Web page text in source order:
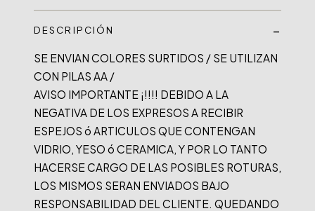
DESCRIPCIÓN
SE ENVIAN COLORES SURTIDOS / SE UTILIZAN
CON PILAS AA /
AVISO IMPORTANTE ¡!!!! DEBIDO A LA
NEGATIVA DE LOS EXPRESOS A RECIBIR
ESPEJOS ó ARTICULOS QUE CONTENGAN
VIDRIO, YESO ó CERAMICA, Y POR LO TANTO
HACERSE CARGO DE LAS POSIBLES ROTURAS,
LOS MISMOS SERAN ENVIADOS BAJO
RESPONSABILIDAD DEL CLIENTE. QUEDANDO